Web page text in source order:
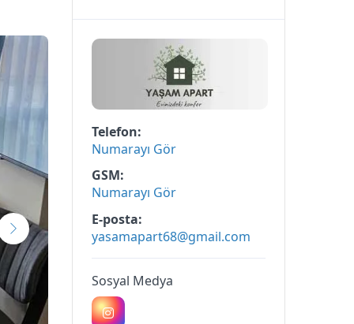
Telefon
Numarayı Gör
GSM
Numarayı Gör
E-posta
yasamapart68@gmail.com
Sosyal Medya